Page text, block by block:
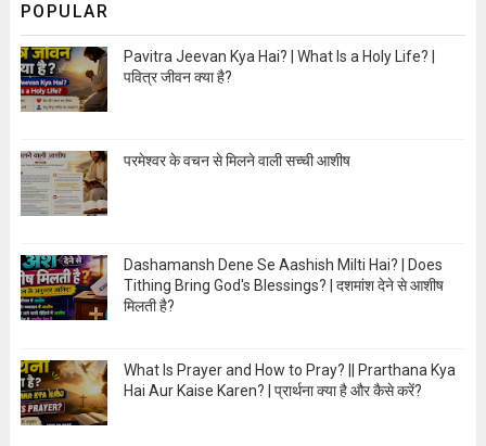
POPULAR
Pavitra Jeevan Kya Hai? | What Is a Holy Life? |
पवित्र जीवन क्या है?
परमेश्वर के वचन से मिलने वाली सच्ची आशीष
Dashamansh Dene Se Aashish Milti Hai? | Does
Tithing Bring God's Blessings? | दशमांश देने से आशीष
मिलती है?
What Is Prayer and How to Pray? || Prarthana Kya
Hai Aur Kaise Karen? | प्रार्थना क्या है और कैसे करें?